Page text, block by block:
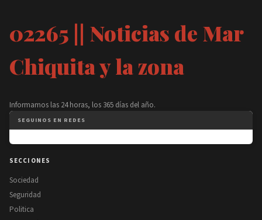
02265 || Noticias de Mar
Chiquita y la zona
Informamos las 24 horas, los 365 días del año.
SEGUINOS EN REDES
SECCIONES
Sociedad
Seguridad
Politica